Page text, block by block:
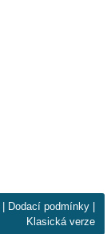
Dodací podmínky